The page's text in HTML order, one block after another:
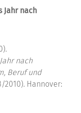
nach
nach
Beruf und
2010). Hannover: